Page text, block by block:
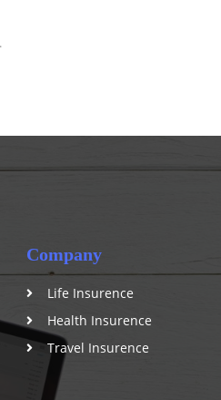
Company
Life Insurence
Health Insurence
Travel Insurence